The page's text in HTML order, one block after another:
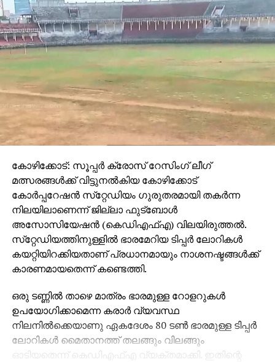
പ്രോത്സാഹിപ്പിക്കുകയും ചെയ്യുന്നുണ്ട് പല
പേജുകളും. ഹാസ്യം, വിമര്‍ശനം, രാഷ്ട്രീയ പക്വമായ
പരിഹാസങ്ങള്‍ എന്നിവ ഉള്‍ക്കൊള്ളുന്ന എല്ലാ തരം
ട്രോളുകളും പ്രോത്സാഹിപ്പിക്കുംഇവയില്‍ നിന്ന് വേറിട്ട്
ഒരു ട്രോള്‍ അനുഭവം നല്‍കാന്‍ ശ്രമിക്കുകയാണ്
Trollan Abu ചെയ്യാന്‍ ഉദ്ദേശിക്കുന്നതെന്ന് അഡ്മിന്‍
പാനല്‍ പറയുന്നു.
കോഴിക്കോട്: സൂപ്പര്‍ ക്രോസ് റേസിംഗ് ലീഗ്
മത്സരങ്ങള്‍ക്ക് വിട്ടുനല്‍കിയ കോഴിക്കോട്
കോര്‍പ്പറേഷന്‍ സ്‌റ്റേഡിയം ഗുരുതരമായി തകര്‍ന്ന
നിലയിലാണെന്ന് ജില്ലാ ഫുട്‌ബോള്‍
അസോസിയേഷന്‍ (കെഡിഎഫ്എ) വിലയിരുത്തല്‍.
സ്‌റ്റേഡിയത്തിനുള്ളില്‍ ഭാരമേറിയ ടിപ്പര്‍ ലോറികള്‍
കയറ്റിയിറക്കിയതാണ് പ്രധാനമായും നാശനഷ്ടങ്ങള്‍ക്ക്
കാരണമായതെന്ന് കണ്ടെത്തി.
ഒരു ടണ്ണില്‍ താഴെ മാത്രം ഭാരമുള്ള റോളറുകള്‍
ഉപയോഗിക്കാമെന്ന കരാര്‍ വ്യവസ്ഥ
നിലനില്‍ക്കെയാണു ഏകദേശം 80 ടണ്‍ ഭാരമുള്ള ടിപ്പര്‍
ലോറികള്‍ മൈതാനത്ത് തലങ്ങും വിലങ്ങും
ഓടിയതെന്ന് കെഡിഎഫ്എ വ്യക്തമാക്കി. ഇതിന്റെ